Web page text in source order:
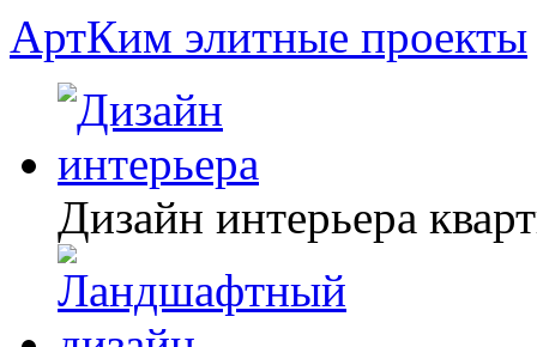
АртКим элитные проекты
Дизайн интерьера